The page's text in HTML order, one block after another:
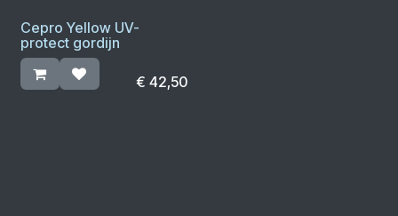
Cepro Yellow UV-
protect gordijn
€ 42,50